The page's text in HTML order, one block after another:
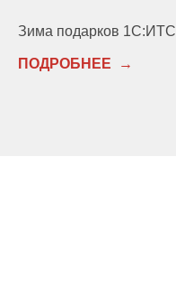
Зима подарков 1С:ИТС
ПОДРОБНЕЕ